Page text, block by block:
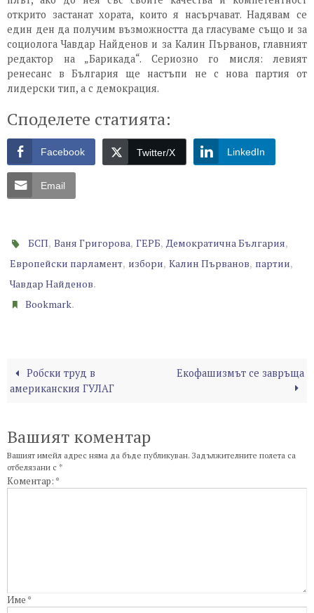
открито застанат хората, които я насърчават. Надявам се
един ден да получим възможността да гласуваме също и за
социолога Чавдар Найденов и за Калин Първанов, главният
редактор на „Барикада“. Сериозно го мисля: левият
ренесанс в България ще настъпи не с нова партия от
лидерски тип, а с демокрация.
Споделете статията:
Facebook Twitter/X LinkedIn
Email
БСП,Ваня Григорова,ГЕРБ,Демократична България,
Европейски парламент, избори, Калин Първанов, партии,
Чавдар Найденов.
Bookmark.
Робски труд в
американския ГУЛАГ
Екофашизмът се завръща
Вашият коментар
Вашият имейл адрес няма да бъде публикуван. Задължителните полета са
отбелязани с *
Коментар: *
Име *